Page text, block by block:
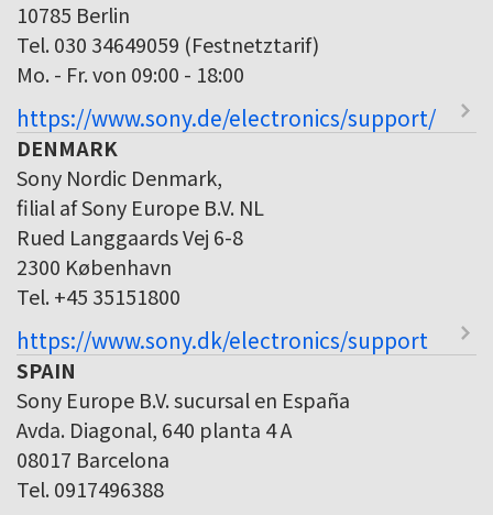
10785 Berlin
Tel. 030 34649059 (Festnetztarif)
Mo. - Fr. von 09:00 - 18:00
https://www.sony.de/electronics/support/
DENMARK
Sony Nordic Denmark,
filial af Sony Europe B.V. NL
Rued Langgaards Vej 6-8
2300 København
Tel. +45 35151800
https://www.sony.dk/electronics/support
SPAIN
Sony Europe B.V. sucursal en España
Avda. Diagonal, 640 planta 4 A
08017 Barcelona
Tel. 0917496388